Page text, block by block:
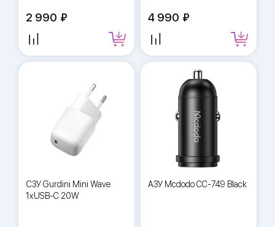
2 990 4 990
СЗУ Gurdini Mini Wave
1xUSB-C 20W
АЗУ Mcdodo CC-749 Black